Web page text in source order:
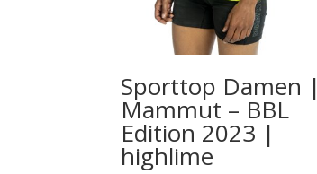
Sporttop Damen |
Mammut – BBL
Edition 2023 |
highlime